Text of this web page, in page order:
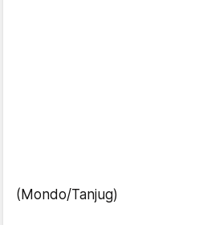
(Mondo/Tanjug)